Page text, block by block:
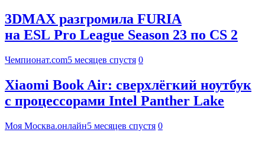
3DMAX разгромила FURIA
на ESL Pro League Season 23 по CS 2
Чемпионат.com5 месяцев спустя 0
Xiaomi Book Air: сверхлёгкий ноутбук
с процессорами Intel Panther Lake
Моя Москва.онлайн5 месяцев спустя 0